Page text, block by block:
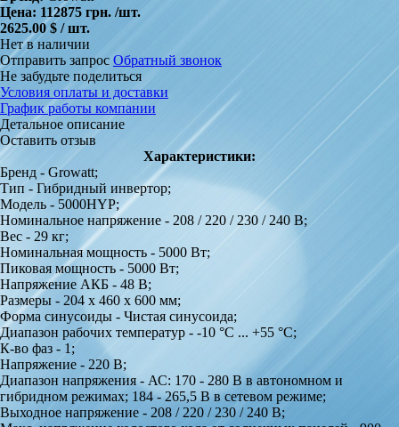
Цена: 112875 грн. /шт.
2625.00 $ / шт.
Нет в наличии
Отправить запрос Обратный звонок
Не забудьте поделиться
Условия оплаты и доставки
График работы компании
Детальное описание
Оставить отзыв
Характеристики:
Бренд - Growatt;
Тип - Гибридный инвертор;
Модель - 5000HYP;
Номинальное напряжение - 208 / 220 / 230 / 240 В;
Вес - 29 кг;
Номинальная мощность - 5000 Вт;
Пиковая мощность - 5000 Вт;
Напряжение АКБ - 48 В;
Размеры - 204 х 460 х 600 мм;
Форма синусоиды - Чистая синусоида;
Диапазон рабочих температур - -10 °C ... +55 °C;
К-во фаз - 1;
Напряжение - 220 В;
Диапазон напряжения - АС: 170 - 280 В в автономном и
гибридном режимах; 184 - 265,5 В в сетевом режиме;
Выходное напряжение - 208 / 220 / 230 / 240 В;